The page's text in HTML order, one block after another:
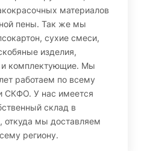
материалов
пены. Так же мы
сухие смеси,
изделия,
и комплектующие. Мы
работаем по всему
У нас имеется
склад в
откуда мы доставляем
региону.